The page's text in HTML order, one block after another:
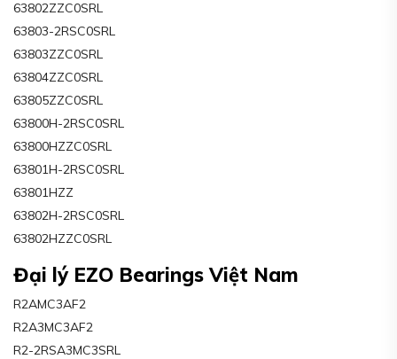
63802ZZC0SRL
63803-2RSC0SRL
63803ZZC0SRL
63804ZZC0SRL
63805ZZC0SRL
63800H-2RSC0SRL
63800HZZC0SRL
63801H-2RSC0SRL
63801HZZ
63802H-2RSC0SRL
63802HZZC0SRL
Đại lý EZO Bearings Việt Nam
R2AMC3AF2
R2A3MC3AF2
R2-2RSA3MC3SRL